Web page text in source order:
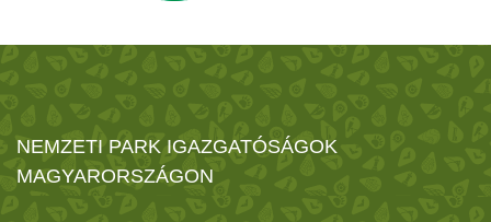
NEMZETI PARK IGAZGATÓSÁGOK
MAGYARORSZÁGON